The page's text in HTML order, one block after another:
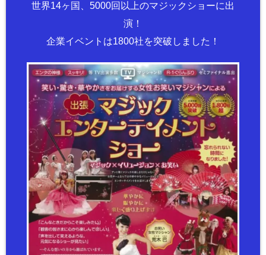
世界14ヶ国、5000回以上のマジックショーに出
演！
企業イベントは1800社を突破しました！